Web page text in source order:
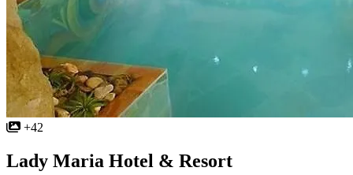
+42
Lady Maria Hotel & Resort